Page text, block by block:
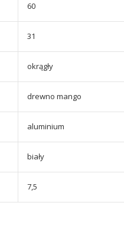
60
31
okrągły
drewno mango
aluminium
biały
7,5